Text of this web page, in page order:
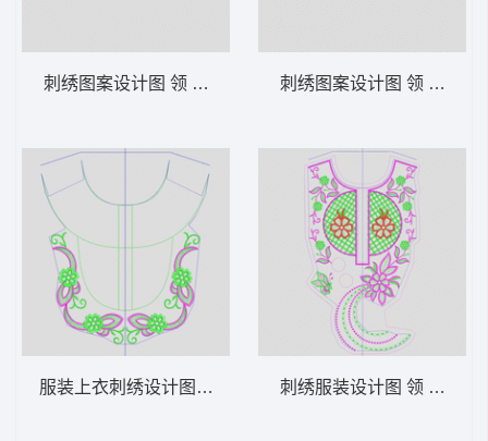
刺绣图案设计图 领 衣边下摆 中东阿拉伯 泰
服装上衣刺绣设计图 领 衣边下摆 中东阿拉
刺绣图案设计图 领 衣边下
刺绣服装设计图 领 衣边下